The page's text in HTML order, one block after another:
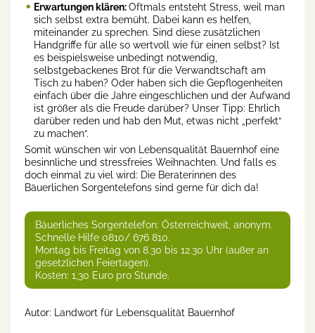
Erwartungen klären:Oftmals entsteht Stress, weil man
sich selbst extra bemüht. Dabei kann es helfen,
miteinander zu sprechen. Sind diese zusätzlichen
Handgriffe für alle so wertvoll wie für einen selbst? Ist
es beispielsweise unbedingt notwendig,
selbstgebackenes Brot für die Verwandtschaft am
Tisch zu haben? Oder haben sich die Gepflogenheiten
einfach über die Jahre eingeschlichen und der Aufwand
ist größer als die Freude darüber? Unser Tipp: Ehrlich
darüber reden und hab den Mut, etwas nicht „perfekt“
zu machen“.
Somit wünschen wir von Lebensqualität Bauernhof eine
besinnliche und stressfreies Weihnachten. Und falls es
doch einmal zu viel wird: Die Beraterinnen des
Bäuerlichen Sorgentelefons sind gerne für dich da!
Bäuerliches Sorgentelefon: Österreichweit, anonym.
Schnelle Hilfe 0810/ 676 810.
Montag bis Freitag von 8.30 bis 12.30 Uhr (außer an
gesetzlichen Feiertagen).
Kosten: 1,30 Euro pro Stunde.
Autor: Landwort für Lebensqualität Bauernhof